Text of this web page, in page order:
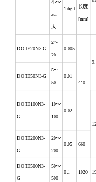
长度
[mm]
小～
zui
大
1digit
DOTE20N3-G
2～
20
0.005
410
DOTE50N3-G
5～
50
0.01
DOTE100N3-
G
10～
100
0.02
DOTE200N3-
G
20～
200
0.05 660
DOTE500N3-
G
50～
500
0.1 1020